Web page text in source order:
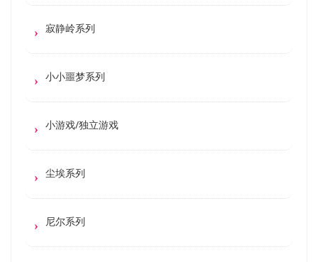
寂静岭系列
小小噩梦系列
小游戏/独立游戏
尘埃系列
尼尔系列